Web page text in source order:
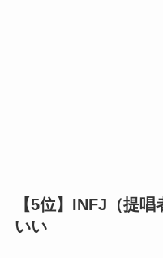
【5位】INFJ（提
いい